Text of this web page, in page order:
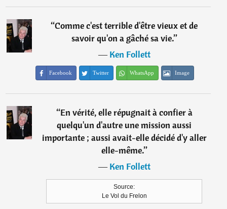
“Comme c'est terrible d'être vieux et de
savoir qu'on a gâché sa vie.”
―Ken Follett
Facebook Twitter WhatsApp Image
“En vérité, elle répugnait à confier à
quelqu'un d'autre une mission aussi
importante ; aussi avait-elle décidé d'y aller
elle-même.”
―Ken Follett
Source:
Le Vol du Frelon